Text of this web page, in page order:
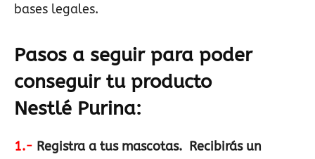
bases legales.
Pasos a seguir para poder
conseguir tu producto
Nestlé Purina:
1.- Registra a tus mascotas. Recibirás un